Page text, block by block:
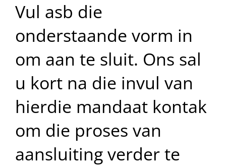
Vul asb die
onderstaande vorm in
om aan te sluit. Ons sal
u kort na die invul van
hierdie mandaat kontak
om die proses van
aansluiting verder te